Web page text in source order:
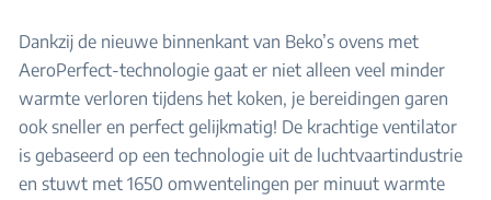
Dankzij de nieuwe binnenkant van Beko’s ovens met
AeroPerfect-technologie gaat er niet alleen veel minder
warmte verloren tijdens het koken, je bereidingen garen
ook sneller en perfect gelijkmatig! De krachtige ventilator
is gebaseerd op een technologie uit de luchtvaartindustrie
en stuwt met 1650 omwentelingen per minuut warmte